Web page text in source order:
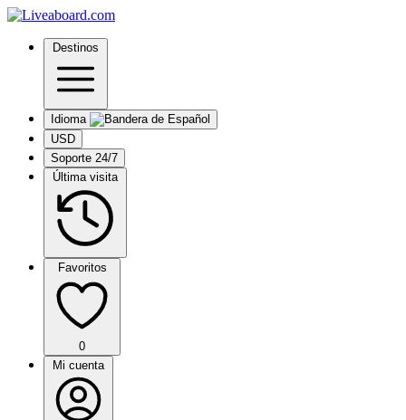
Destinos
Idioma
USD
Soporte 24/7
Última visita
Favoritos
0
Mi cuenta